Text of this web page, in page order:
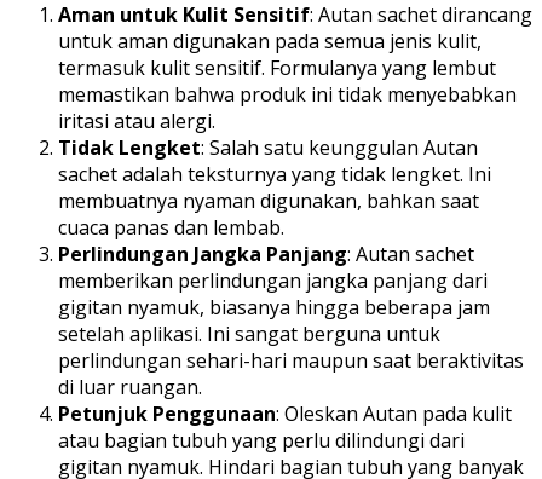
Aman untuk Kulit Sensitif: Autan sachet dirancang
untuk aman digunakan pada semua jenis kulit,
termasuk kulit sensitif. Formulanya yang lembut
memastikan bahwa produk ini tidak menyebabkan
iritasi atau alergi.
Tidak Lengket: Salah satu keunggulan Autan
sachet adalah teksturnya yang tidak lengket. Ini
membuatnya nyaman digunakan, bahkan saat
cuaca panas dan lembab.
Perlindungan Jangka Panjang: Autan sachet
memberikan perlindungan jangka panjang dari
gigitan nyamuk, biasanya hingga beberapa jam
setelah aplikasi. Ini sangat berguna untuk
perlindungan sehari-hari maupun saat beraktivitas
di luar ruangan.
Petunjuk Penggunaan: Oleskan Autan pada kulit
atau bagian tubuh yang perlu dilindungi dari
gigitan nyamuk. Hindari bagian tubuh yang banyak